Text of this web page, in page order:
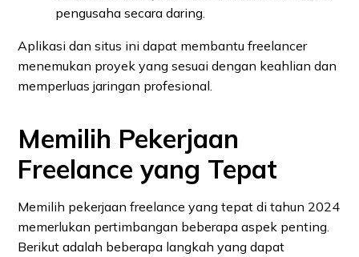
pengusaha secara daring.
Aplikasi dan situs ini dapat membantu freelancer
menemukan proyek yang sesuai dengan keahlian dan
memperluas jaringan profesional.
Memilih Pekerjaan
Freelance yang Tepat
Memilih pekerjaan freelance yang tepat di tahun 2024
memerlukan pertimbangan beberapa aspek penting.
Berikut adalah beberapa langkah yang dapat